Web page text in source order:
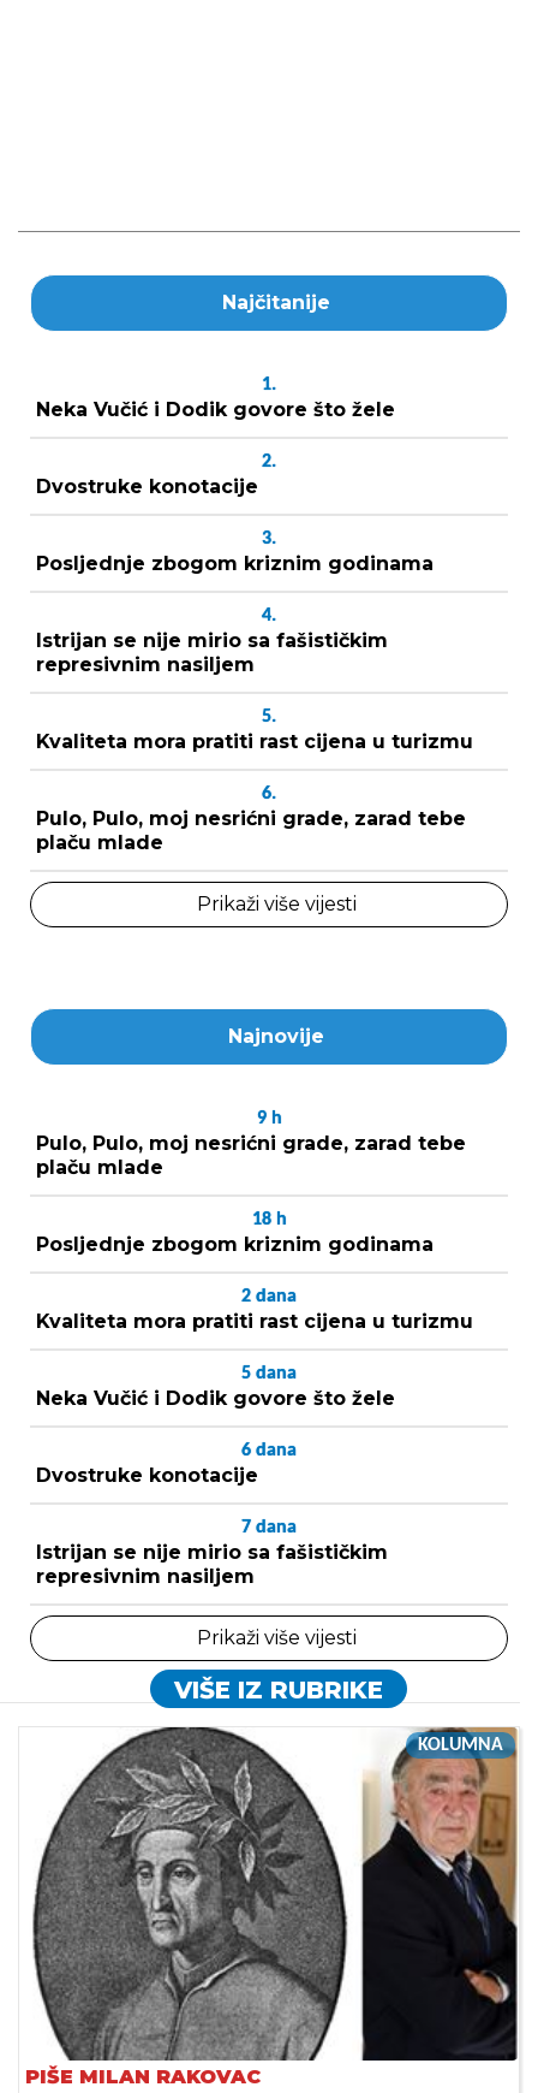
Najčitanije
1.
Neka Vučić i Dodik govore što žele
2.
Dvostruke konotacije
3.
Posljednje zbogom kriznim godinama
4.
Istrijan se nije mirio sa fašističkim
represivnim nasiljem
5.
Kvaliteta mora pratiti rast cijena u turizmu
6.
Pulo, Pulo, moj nesrićni grade, zarad tebe
plaču mlade
Prikaži više vijesti
Najnovije
9 h
Pulo, Pulo, moj nesrićni grade, zarad tebe
plaču mlade
18 h
Posljednje zbogom kriznim godinama
2 dana
Kvaliteta mora pratiti rast cijena u turizmu
5 dana
Neka Vučić i Dodik govore što žele
6 dana
Dvostruke konotacije
7 dana
Istrijan se nije mirio sa fašističkim
represivnim nasiljem
Prikaži više vijesti
VIŠE IZ RUBRIKE
KOLUMNA
PIŠE MILAN RAKOVAC